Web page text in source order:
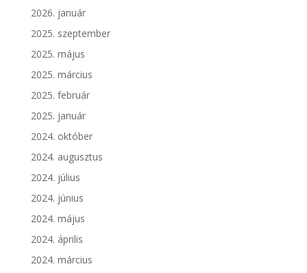
2026. január
2025. szeptember
2025. május
2025. március
2025. február
2025. január
2024. október
2024. augusztus
2024. július
2024. június
2024. május
2024. április
2024. március